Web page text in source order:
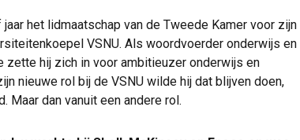
het lidmaatschap van de Tweede Kamer voor zijn
VSNU. Als woordvoerder onderwijs en
zette hij zich in voor ambitieuzer onderwijs en
nieuwe rol bij de VSNU wilde hij dat blijven doen,
Maar dan vanuit een andere rol.